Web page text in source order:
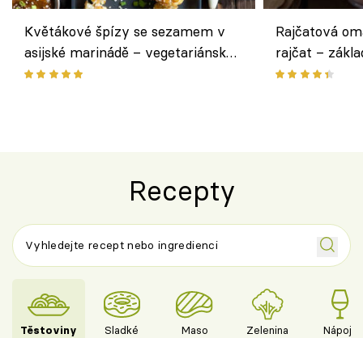
Květákové špízy se sezamem v
asijské marinádě – vegetariánská
chuťovka z grilu
Rajčatová
rajčat –
Recepty
Těstoviny Sladké Maso Zelenina Nápoje